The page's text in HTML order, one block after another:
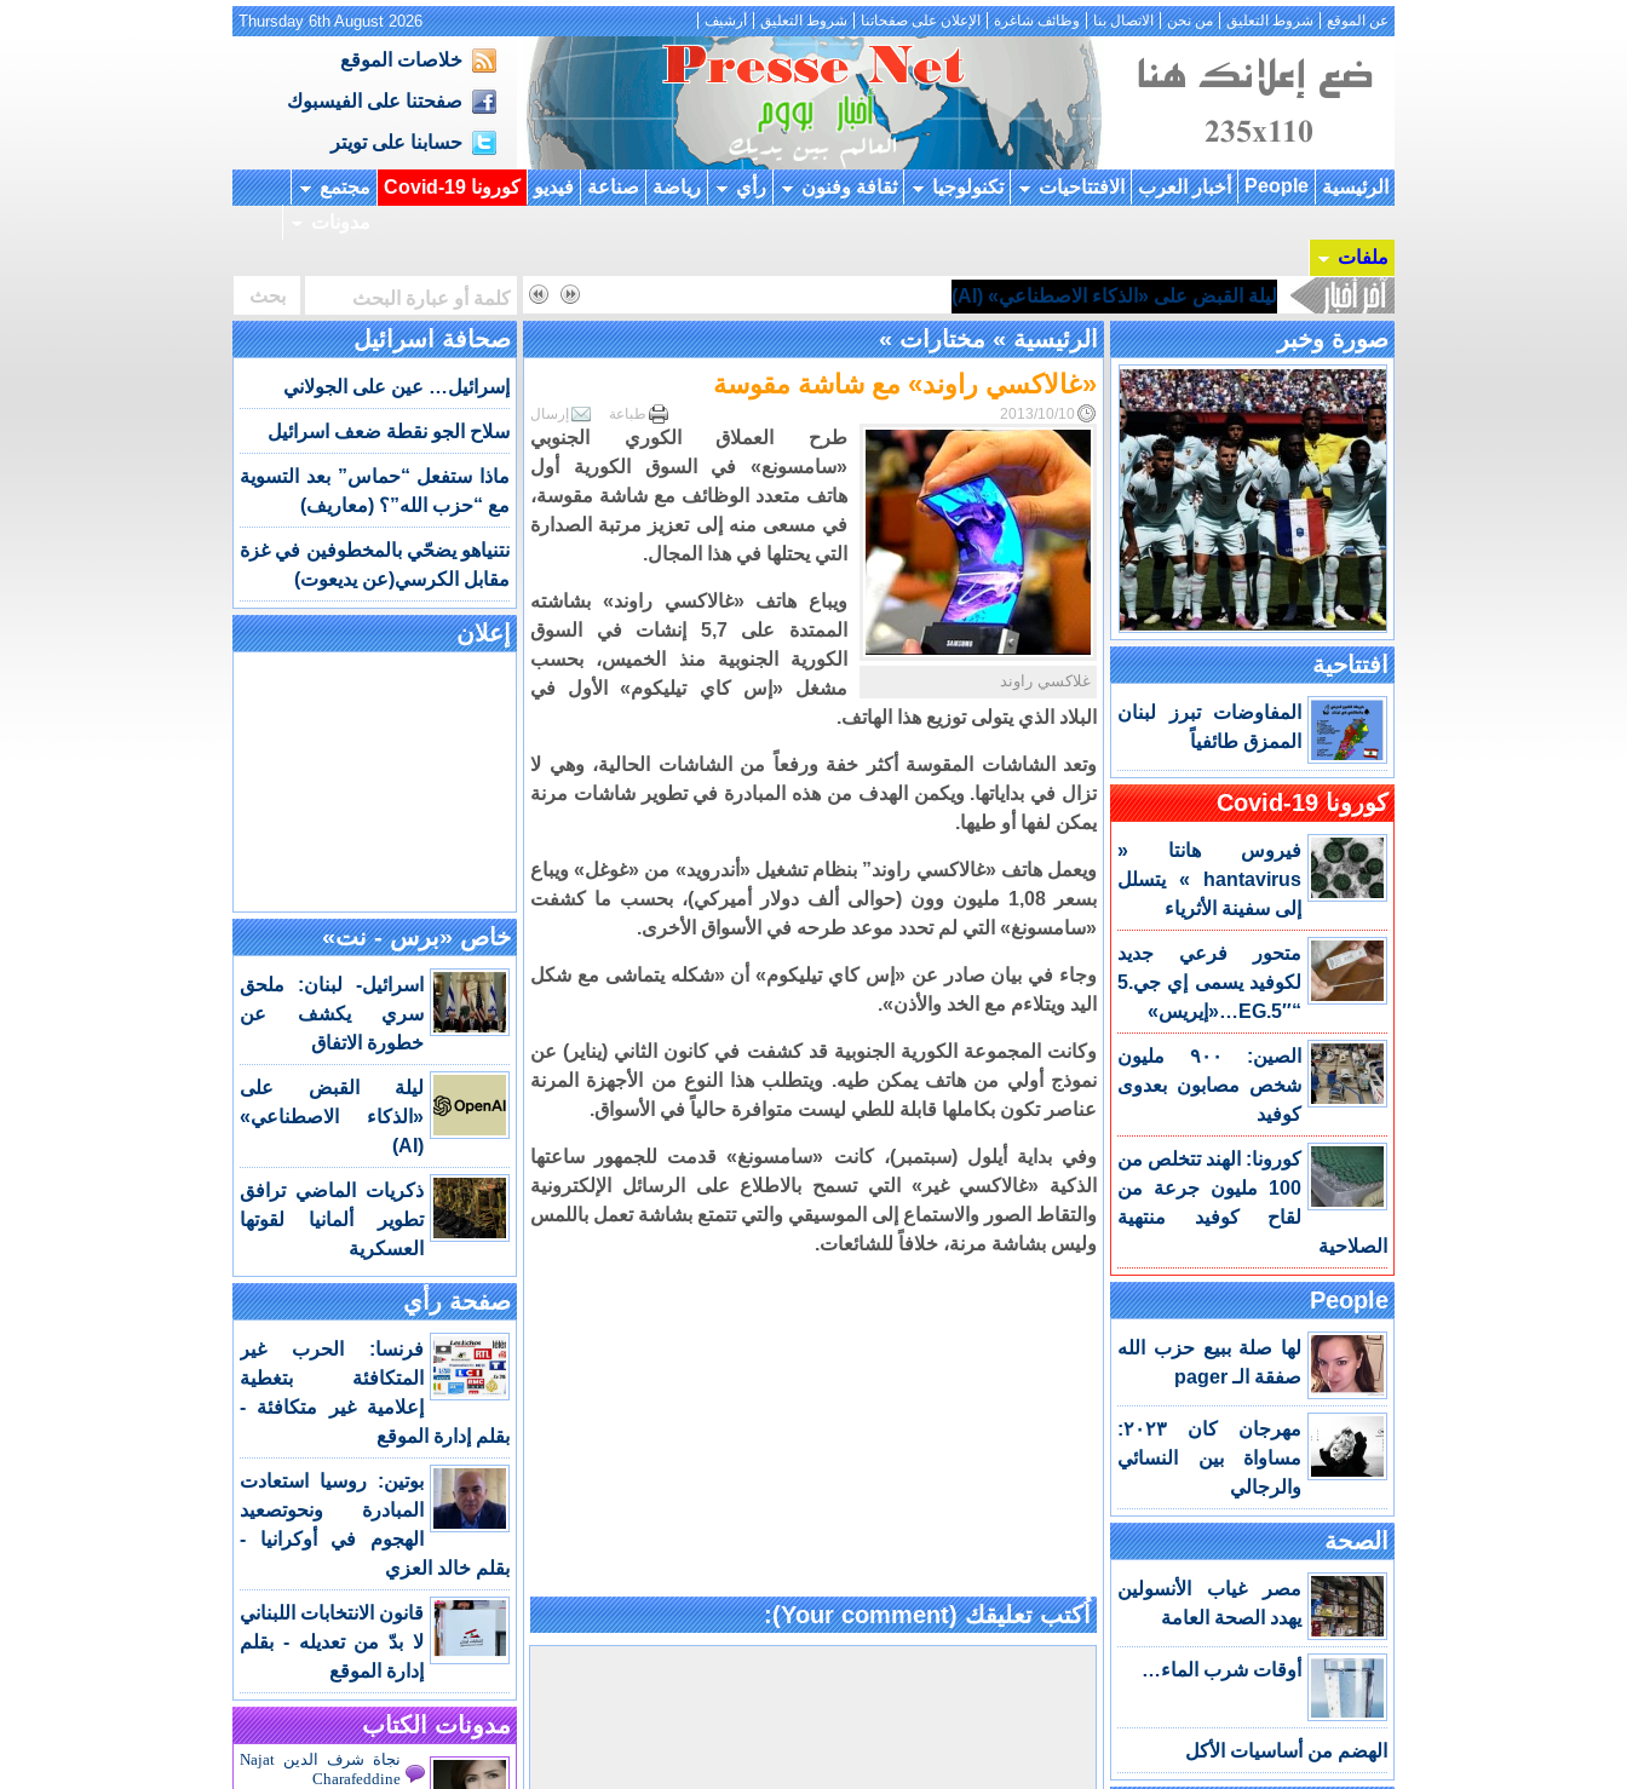
عن الموقع شروط التعليق من نحن الاتصال بنا وظائف شاغرة الإعلان على صفحاتنا شروط التعليق أرشيف Thursday 6th August 2026
خلاصات الموقع
صفحتنا على الفيسبوك
حسابنا على تويتر
الرئيسية People أخبار العرب الافتتاحيات تكنولوجيا ثقافة وفنون رأي رياضة صناعة فيديو كورونا Covid-19
مجتمع
ملفات
ليلة القبض على «الذكاء الاصطناعي» (AI)
صورة وخبر
افتتاحية
المفاوضات تبرز لبنان
الممزق طائفياً
كورونا Covid-19
فيروس هانتا «
hantavirus » يتسلل
إلى سفينة الأثرياء
متحور فرعي جديد
لكوفيد يسمى إي جي.5
“EG.5″…«إيريس»
الصين: ٩٠٠ مليون
شخص مصابون بعدوى
كوفيد
كورونا: الهند تتخلص من
100 مليون جرعة من
لقاح كوفيد منتهية
الصلاحية
People
لها صلة ببيع حزب الله
صفقة الـ pager
مهرجان كان ٢٠٢٣:
مساواة بين النسائي
والرجالي
الصحة
مصر غياب الأنسولين
يهدد الصحة العامة
أوقات شرب الماء…
الهضم من أساسيات الأكل
الرئيسية»مختارات»
«غالاكسي راوند» مع شاشة مقوسة
2013/10/10 إرسال طباعة
غلاكسي راوند
طرح العملاق الكوري الجنوبي
«سامسونع» في السوق الكورية أول
هاتف متعدد الوظائف مع شاشة مقوسة،
في مسعى منه إلى تعزيز مرتبة الصدارة
التي يحتلها في هذا المجال.
ويباع هاتف «غالاكسي راوند» بشاشته
الممتدة على 5,7 إنشات في السوق
الكورية الجنوبية منذ الخميس، بحسب
مشغل «إس كاي تيليكوم» الأول في
البلاد الذي يتولى توزيع هذا الهاتف.
وتعد الشاشات المقوسة أكثر خفة ورفعاً من الشاشات الحالية، وهي لا
تزال في بداياتها. ويكمن الهدف من هذه المبادرة في تطوير شاشات مرنة
يمكن لفها أو طيها.
ويعمل هاتف «غالاكسي راوند” بنظام تشغيل «أندرويد» من «غوغل» ويباع
بسعر 1,08 مليون وون (حوالى ألف دولار أميركي)، بحسب ما كشفت
«سامسونغ» التي لم تحدد موعد طرحه في الأسواق الأخرى.
وجاء في بيان صادر عن «إس كاي تيليكوم» أن «شكله يتماشى مع شكل
اليد ويتلاءم مع الخد والأذن».
وكانت المجموعة الكورية الجنوبية قد كشفت في كانون الثاني (يناير) عن
نموذج أولي من هاتف يمكن طيه. ويتطلب هذا النوع من الأجهزة المرنة
عناصر تكون بكاملها قابلة للطي ليست متوافرة حالياً في الأسواق.
وفي بداية أيلول (سبتمبر)، كانت «سامسونغ» قدمت للجمهور ساعتها
الذكية «غالاكسي غير» التي تسمح بالاطلاع على الرسائل الإلكترونية
والتقاط الصور والاستماع إلى الموسيقي والتي تتمتع بشاشة تعمل باللمس
وليس بشاشة مرنة، خلافاً للشائعات.
اُكتب تعليقك (Your comment):
صحافة اسرائيل
إسرائيل… عين على الجولاني
سلاح الجو نقطة ضعف اسرائيل
ماذا ستفعل “حماس” بعد التسوية
مع “حزب الله”؟ (معاريف)
نتنياهو يضحّي بالمخطوفين في غزة
مقابل الكرسي(عن يديعوت)
إعلان
خاص «برس - نت»
اسرائيل- لبنان: ملحق
سري يكشف عن
خطورة الاتفاق
ليلة القبض على
«الذكاء الاصطناعي»
(AI)
ذكريات الماضي ترافق
تطوير ألمانيا لقوتها
العسكرية
صفحة رأي
فرنسا: الحرب غير
المتكافئة بتغطية
إعلامية غير متكافئة -
بقلم إدارة الموقع
بوتين: روسيا استعادت
المبادرة ونحوتصعيد
الهجوم في أوكرانيا -
بقلم خالد العزي
قانون الانتخابات اللبناني
لا بدّ من تعديله - بقلم
إدارة الموقع
مدونات الكتاب
نجاة شرف الدين Najat
Charafeddine